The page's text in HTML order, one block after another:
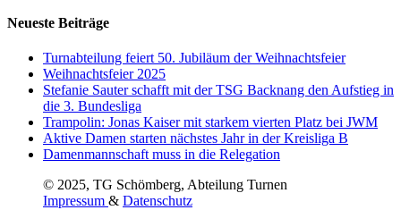
Neueste Beiträge
Turnabteilung feiert 50. Jubiläum der Weihnachtsfeier
Weihnachtsfeier 2025
Stefanie Sauter schafft mit der TSG Backnang den Aufstieg in
die 3. Bundesliga
Trampolin: Jonas Kaiser mit starkem vierten Platz bei JWM
Aktive Damen starten nächstes Jahr in der Kreisliga B
Damenmannschaft muss in die Relegation
© 2025, TG Schömberg, Abteilung Turnen
Impressum & Datenschutz